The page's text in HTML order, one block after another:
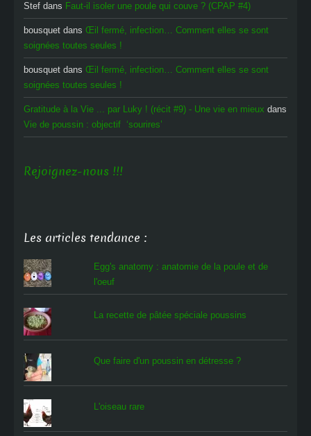
Stef dans Faut-il isoler une poule qui couve ? (CPAP #4)
bousquet dans Œil fermé, infection… Comment elles se sont
soignées toutes seules !
bousquet dans Œil fermé, infection… Comment elles se sont
soignées toutes seules !
Gratitude à la Vie ... par Luky ! (récit #9) - Une vie en mieux dans
Vie de poussin : objectif ‘sourires’
Rejoignez-nous !!!
Les articles tendance :
Egg's anatomy : anatomie de la poule et de
l'oeuf
La recette de pâtée spéciale poussins
Que faire d'un poussin en détresse ?
L'oiseau rare